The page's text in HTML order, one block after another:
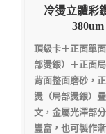
冷燙立體彩
380um
頂級卡＋正面單
部燙銀）＋正面
背面整面磨砂，
燙（局部燙銀）
文，金屬光澤部
豐富，也可製作